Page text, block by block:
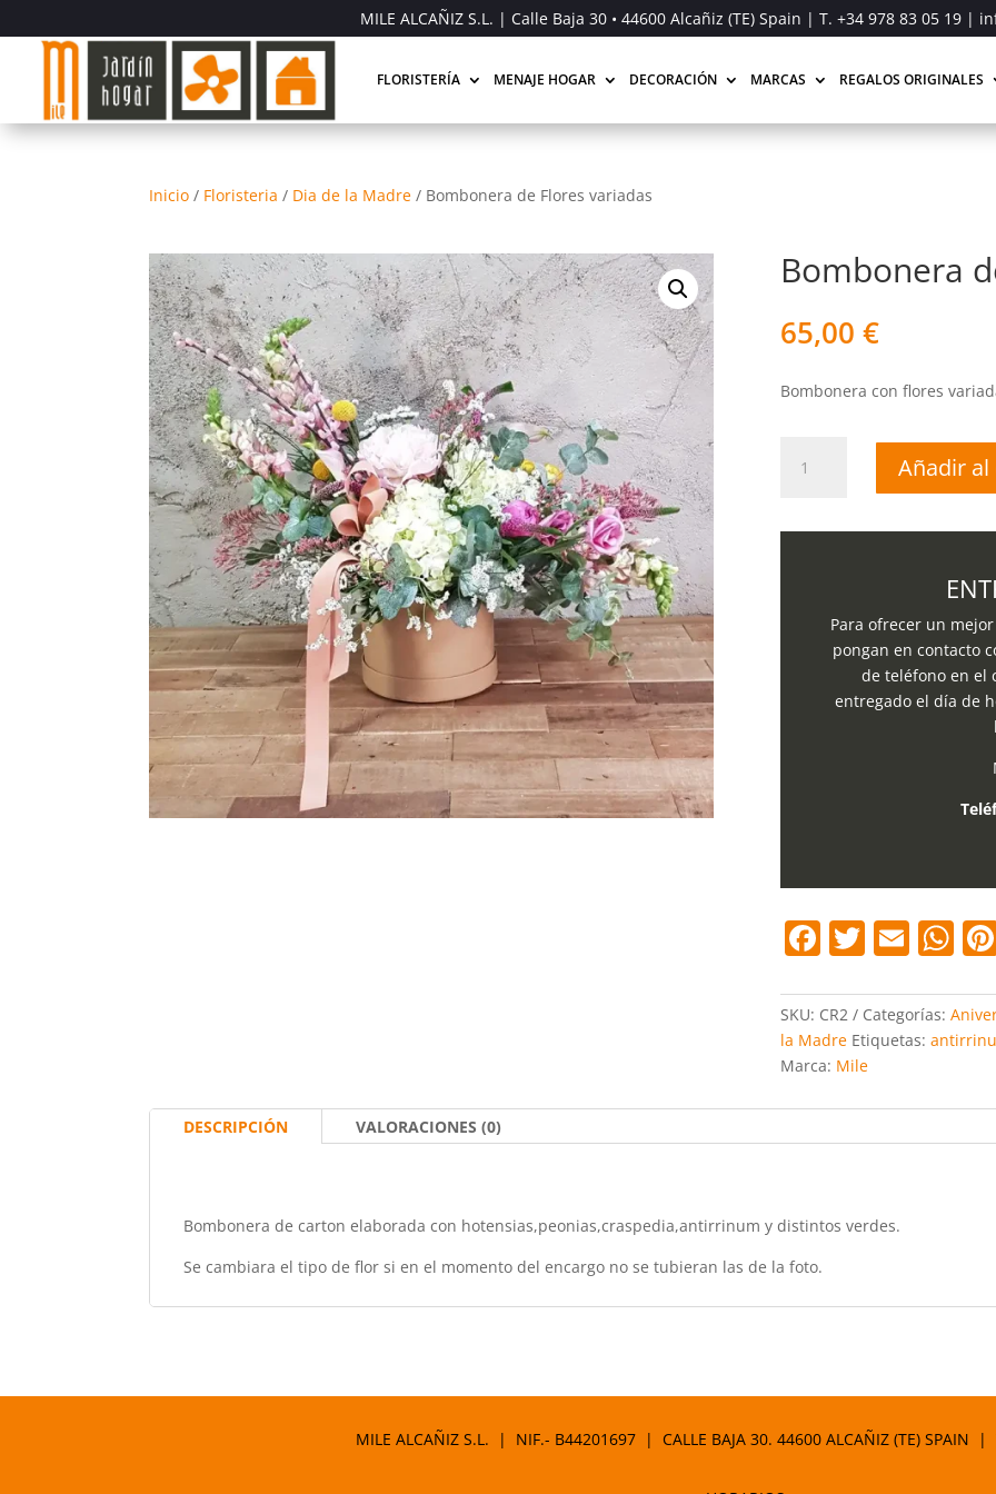
MILE ALCAÑIZ S.L. | Calle Baja 30 • 44600 Alcañiz (TE) Spain | T. +34 978 83 05 19|
FLORISTERÍA MENAJE HOGAR DECORACIÓN MARCAS REGALOS ORIGINALES
Inicio / Floristeria / Dia de la Madre / Bombonera de Flores variadas
Bombonera
65,00 €
Bombonera con flores
Añadir
Para ofrecer un
pongan en contacto
de teléfono en el
entregado el día de
F
c
e
b
o
o
T
itt
er
E
ai
l
W
at
s
p
p
SKU: CR2 Categorías:
la Madre Etiquetas:
Marca: Mile
DESCRIPCIÓN VALORACIONES (0)
Bombonera de carton elaborada con hotensias,peonias,craspedia,antirrinum y distintos verdes.
Se cambiara el tipo de flor si en el momento del encargo no se tubieran las de la foto.
MILE ALCAÑIZ S.L. | NIF.- B44201697 | CALLE BAJA 30. 44600 ALCAÑIZ (TE) SPAIN |